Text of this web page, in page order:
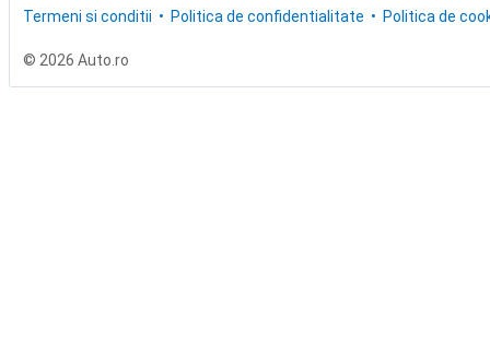
Termeni si conditii
Politica de confidentialitate Politica de
© 2026 Auto.ro